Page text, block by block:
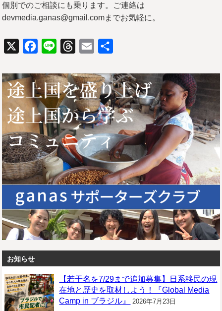
個別でのご相談にも乗ります。ご連絡は
devmedia.ganas@gmail.comまでお気軽に。
X Facebook
Line ThreadsEmail
お知らせ
【若干名を7/29まで追加募集】日系移民の現
在地と歴史を取材しよう！『Global Media
Camp in ブラジル』
2026年7月23日